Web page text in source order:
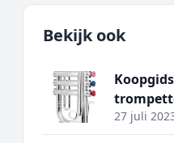
Bekijk ook
27 juli